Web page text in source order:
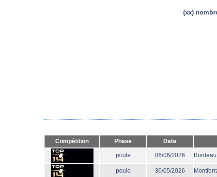
(xx)
Compétition Phase Date
poule 06/06/2026
poule 30/05/2026